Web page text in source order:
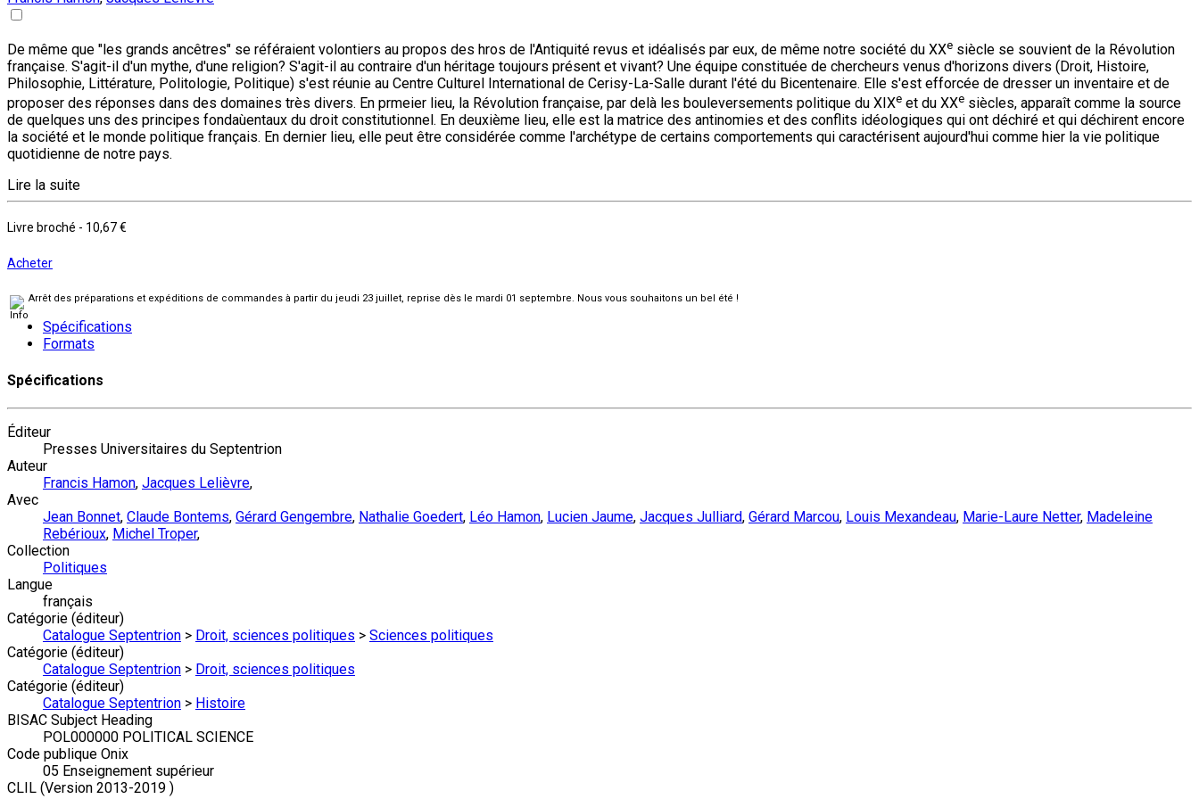
De même que "les grands ancêtres" se référaient volontiers au propos des hros de l'Antiquité revus et idéalisés par eux, de même notre société du XXe siècle se souvient de la Révolution
française. S'agit-il d'un mythe, d'une religion? S'agit-il au contraire d'un héritage toujours présent et vivant? Une équipe constituée de chercheurs venus d'horizons divers (Droit, Histoire,
Philosophie, Littérature, Politologie, Politique) s'est réunie au Centre Culturel International de Cerisy-La-Salle durant l'été du Bicentenaire. Elle s'est efforcée de dresser un inventaire et de
proposer des réponses dans des domaines très divers. En prmeier lieu, la Révolution française, par delà les bouleversements politique du XIXe et du XXe siècles, apparaît comme la source
de quelques uns des principes fondaùentaux du droit constitutionnel. En deuxième lieu, elle est la matrice des antinomies et des conflits idéologiques qui ont déchiré et qui déchirent encore
la société et le monde politique français. En dernier lieu, elle peut être considérée comme l'archétype de certains comportements qui caractérisent aujourd'hui comme hier la vie politique
quotidienne de notre pays.
Lire la suite
Livre broché - 10,67 €
Acheter
Arrêt des préparations et expéditions de commandes à partir du jeudi 23 juillet, reprise dès le mardi 01 septembre. Nous vous souhaitons un bel été !
Spécifications
Formats
Spécifications
Éditeur
Presses Universitaires du Septentrion
Auteur
Francis Hamon, Jacques Lelièvre,
Avec
Jean Bonnet, Claude Bontems, Gérard Gengembre, Nathalie Goedert, Léo Hamon, Lucien Jaume, Jacques Julliard, Gérard Marcou, Louis Mexandeau, Marie-Laure Netter, Madeleine
Rebérioux, Michel Troper,
Collection
Politiques
Langue
français
Catégorie (éditeur)
Catalogue Septentrion > Droit, sciences politiques > Sciences politiques
Catégorie (éditeur)
Catalogue Septentrion > Droit, sciences politiques
Catégorie (éditeur)
Catalogue Septentrion > Histoire
BISAC Subject Heading
POL000000 POLITICAL SCIENCE
Code publique Onix
05 Enseignement supérieur
CLIL (Version 2013-2019 )